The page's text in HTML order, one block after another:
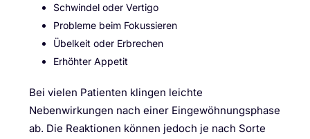
Schwindel oder Vertigo
Probleme beim Fokussieren
Übelkeit oder Erbrechen
Erhöhter Appetit
Bei vielen Patienten klingen leichte
Nebenwirkungen nach einer Eingewöhnungsphase
ab. Die Reaktionen können jedoch je nach Sorte